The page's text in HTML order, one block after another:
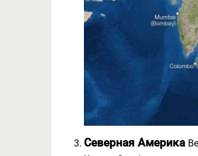
Северная Америка